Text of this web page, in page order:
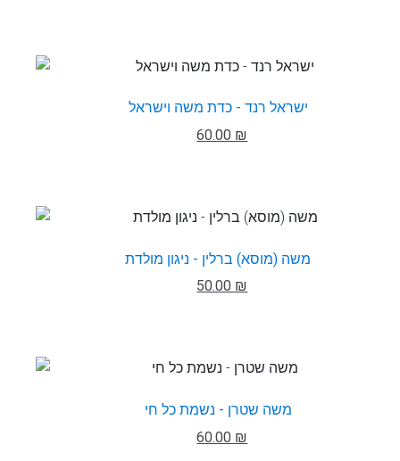
ישראל רנד - כדת משה וישראל
60.00 ₪
משה (מוסא) ברלין - ניגון מולדת
50.00 ₪
משה שטרן - נשמת כל חי
60.00 ₪